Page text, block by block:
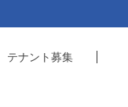
テナント募集